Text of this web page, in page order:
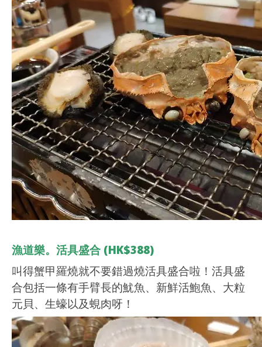
漁道樂。活具盛合 (HK$388)
叫得蟹甲羅燒就不要錯過燒活具盛合啦！活具盛
合包括一條有手臂長的魷魚、新鮮活鮑魚、大粒
元貝、生蠔以及蜆肉呀！